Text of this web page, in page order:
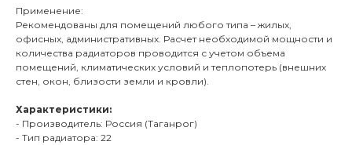
Применение:
Рекомендованы для помещений любого типа – жилых,
офисных, административных. Расчет необходимой мощности и
количества радиаторов проводится с учетом объема
помещений, климатических условий и теплопотерь (внешних
стен, окон, близости земли и кровли).
Характеристики:
- Производитель: Россия (Таганрог)
- Тип радиатора: 22